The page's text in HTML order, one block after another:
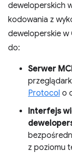
deweloperskich
kodowania z
deweloperskie w
do:
Serwer
Protocol o
Interfejs
z poziomu